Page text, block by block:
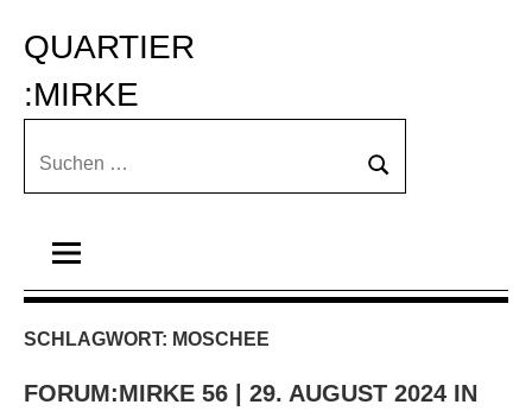
Inhalt
springen
QUARTIER
:MIRKE
Suchen
Suchen
SCHLAGWORT: MOSCHEE
FORUM:MIRKE 56 | 29. AUGUST 2024 IN